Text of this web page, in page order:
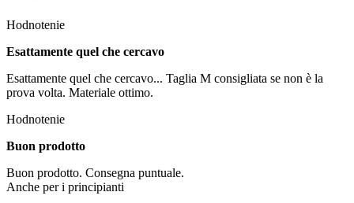
Hodnotenie
Esattamente quel che cercavo
Esattamente quel che cercavo... Taglia M consigliata se non è la
prova volta. Materiale ottimo.
Hodnotenie
Buon prodotto
Buon prodotto. Consegna puntuale.
Anche per i principianti